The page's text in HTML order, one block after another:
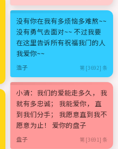
没有你在我有多烦恼多难熬~~
没有勇气去面对~~ 不过我要
在这里告诉所有祝福我门的人
我爱你~~
浩子 第 [3692] 条
小清：我们的爱能走多久， 我
就有多忠诚； 我能爱你， 直
到我们分手； 我愿意直到我不
愿意为止！ 爱你的盘子
盘子 第 [3691] 条